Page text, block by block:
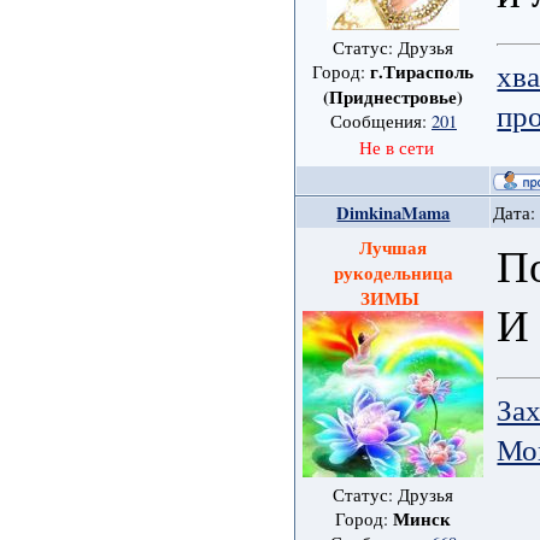
Статус: Друзья
Город:г.Тирасполь
(Приднестровье)
Сообщения: 201
Не в сети
DimkinaMama
Лучшая
рукодельница
ЗИМЫ
Статус: Друзья
Город:Минск
И